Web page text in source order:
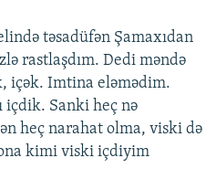
təsadüfən Şamaxıdan
rastlaşdım. Dedi məndə
içək. Imtina eləmədim.
içdik. Sanki heç nə
heç narahat olma, viski də
kimi viski içdiyim